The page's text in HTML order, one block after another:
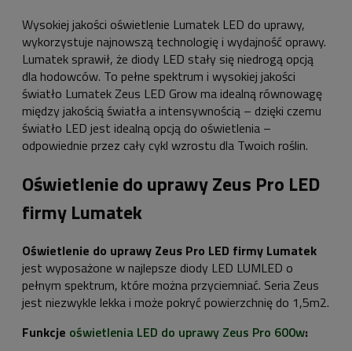
Wysokiej jakości oświetlenie Lumatek LED do uprawy,
wykorzystuje najnowszą technologię i wydajność oprawy.
Lumatek sprawił, że diody LED stały się niedrogą opcją
dla hodowców. To pełne spektrum i wysokiej jakości
światło Lumatek Zeus LED Grow ma idealną równowagę
między jakością światła a intensywnością – dzięki czemu
światło LED jest idealną opcją do oświetlenia –
odpowiednie przez cały cykl wzrostu dla Twoich roślin.
Oświetlenie do uprawy Zeus Pro LED
firmy Lumatek
Oświetlenie do uprawy Zeus Pro LED firmy Lumatek
jest wyposażone w najlepsze diody LED LUMLED o
pełnym spektrum, które można przyciemniać. Seria Zeus
jest niezwykle lekka i może pokryć powierzchnię do 1,5m2.
Funkcje oświetlenia LED do uprawy Zeus Pro 600w: